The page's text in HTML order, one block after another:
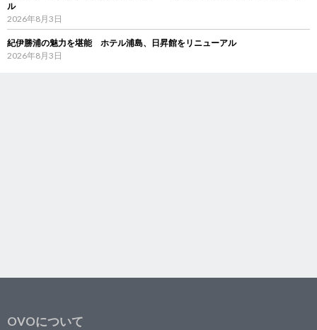
ル
2026年8月3日
紀伊勝浦の魅力を堪能 ホテル浦島、日昇館をリニューアル
2026年8月3日
OVOについて